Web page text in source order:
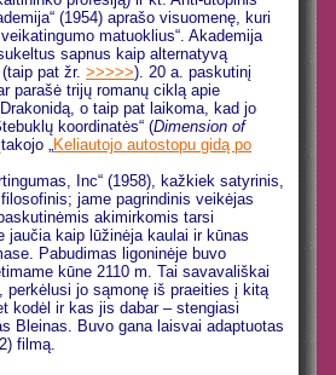
(1954) aprašo visuomenę, kuri
matuoklius“. Akademija
sapnus kaip alternatyvą
(taip pat žr.>>>>>). 20 a. paskutinį
parašė trijų romanų ciklą apie
o taip pat laikoma, kad jo
koordinatės“ (Dimension of
„
Keliautojo autostopu gidą po
Inc“ (1958), kažkiek satyrinis,
jame pagrindinis veikėjas
akimirkomis tarsi
jaučia kaip lūžinėja kaulai ir kūnas
Pabudimas ligoninėje buvo
kūne 2110 m. Tai savavališkai
perkėlusi jo sąmonę iš praeities į kitą
kodėl ir kas jis dabar – stengiasi
Bleinas. Buvo gana laisvai adaptuotas
filmą.